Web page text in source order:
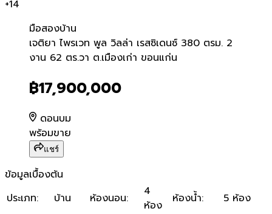
+14
มือสองบ้าน
เจติยา ไพรเวท พูล วิลล่า เ
เจติยา ไพรเวท พูล วิลล่า เรสซิเดนซ์ 380 ตรม. 2
งาน 62 ตร.วา ต.เมืองเก่า ขอนแก่น
฿17,900,000
ดอนบม
พร้อมขาย
แชร์
ข้อมูลเบื้องต้น
ประเภท: บ้าน ห้องนอน:
4
ห้อง
ห้องน้ำ: 5 ห้อง